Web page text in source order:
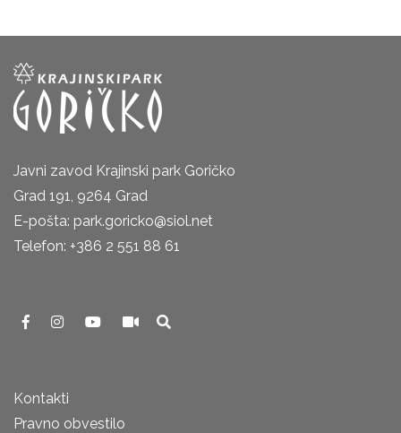
Javni zavod Krajinski park Goričko
Grad 191, 9264 Grad
E-pošta: park.goricko@siol.net
Telefon: +386 2 551 88 61
Kontakti
Pravno obvestilo